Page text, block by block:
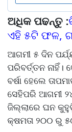
ଅଧିକ ପଢନ୍ତୁ :
ଏହି ୫ଟି ଫଳ,
ଆଗମୀ ୫ ଦିନ
ପରିବର୍ତ୍ତନ ନାହିଁ।
ବର୍ଷା ହେଲେ
ସେହିପରି ଆଗମୀ
ଜିଲ୍ଲାରେ ଘନ
କ୍ଷମତା ୨୦୦ ରୁ